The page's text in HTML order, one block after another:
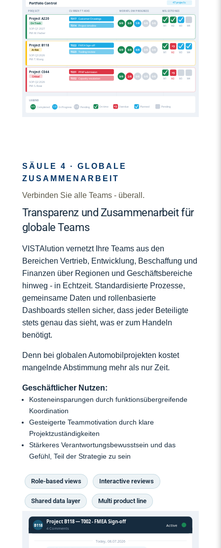
Portfolio Control 47 projects
PROJECT CURRENT TASKS WORKFLOW PROGRESS MILESTONES
Project A220
On Track
SOP: Q1 2027
PM: M. Fischer
T017 Customer Drawings
T014 Project timeline
9/9 8/8 1/9 0/8 0/8
M1 M2 M3 M4
Project B118
At Risk
SOP: Q3 2026
PM: T. Wang
T022 FMEA Sign-off
T023 Tooling review
9/9 8/8 4/9 0/8 0/8
M1
+3
M2 M3 M4
Project C044
Critical
SOP: Q2 2026
PM: S. Rossi
T031 PPAP submission
T032 Capacity escalation
9/9 2/8 0/8 0/8 0/8
M1
+5
M2 M3 M4
LEGEND
9/9 Completed 1/9 In Progress Pending On time +3 Overdue Planned Pending
B118
Project B118 — T002 - FMEA Sign-off
4 Comments
Active
Today, 08.07.2026
SÄULE 4 · GLOBALE
ZUSAMMENARBEIT
Verbinden Sie alle Teams - überall.
Transparenz und Zusammenarbeit für
globale Teams
VISTAlution vernetzt Ihre Teams aus den
Bereichen Vertrieb, Entwicklung, Beschaffung und
Finanzen über Regionen und Geschäftsbereiche
hinweg - in Echtzeit. Standardisierte Prozesse,
gemeinsame Daten und rollenbasierte
Dashboards stellen sicher, dass jeder Beteiligte
stets genau das sieht, was er zum Handeln
benötigt.
Denn bei globalen Automobilprojekten kostet
mangelnde Abstimmung mehr als nur Zeit.
Geschäftlicher Nutzen:
Kosteneinsparungen durch funktionsübergreifende
Koordination
Gesteigerte Teammotivation durch klare
Projektzuständigkeiten
Stärkeres Verantwortungsbewusstsein und das
Gefühl, Teil der Strategie zu sein
Role-based views Interactive reviews
Shared data layer Multi product line